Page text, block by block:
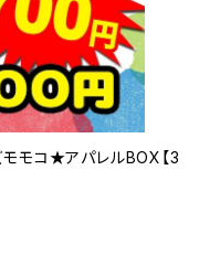
モモコ★アパレルBOX【3